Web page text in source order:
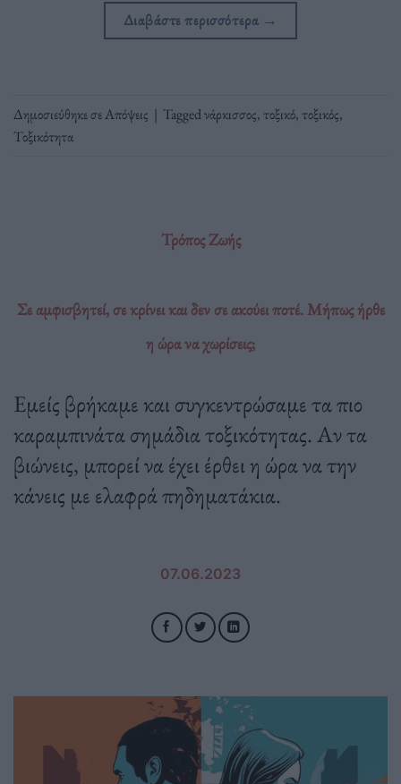
Διαβάστε περισσότερα →
Δημοσιεύθηκε σεΑπόψεις | Taggedνάρκισσος,τοξικό,τοξικός,
Τοξικότητα
Τρόπος Ζωής
Σε αμφισβητεί, σε κρίνει και δεν σε ακούει ποτέ. Μήπως ήρθε
η ώρα να χωρίσεις;
Εμείς βρήκαμε και συγκεντρώσαμε τα πιο
καραμπινάτα σημάδια τοξικότητας. Αν τα
βιώνεις, μπορεί να έχει έρθει η ώρα να την
κάνεις με ελαφρά πηδηματάκια.
07.06.2023